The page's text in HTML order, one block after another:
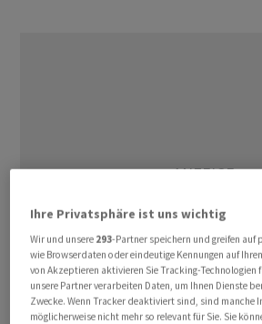
Ihre Privatsphäre ist uns wichtig
Wir und unsere 293-Partner speichern und greifen auf
wie Browserdaten oder eindeutige Kennungen auf
von Akzeptieren aktivieren Sie Tracking-Technologien
unsere Partner verarbeiten Daten, um Ihnen Dienste
Zwecke. Wenn Tracker deaktiviert sind, sind manche
möglicherweise nicht mehr so relevant für Sie. Sie